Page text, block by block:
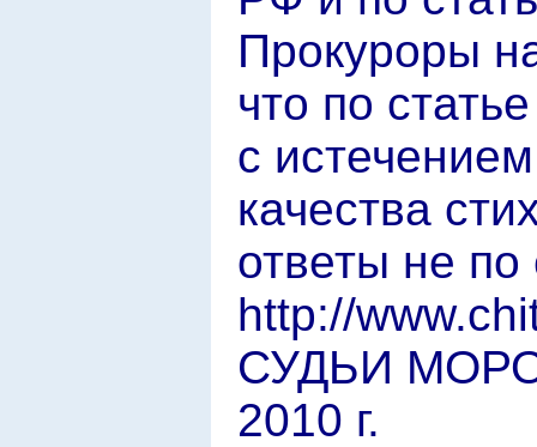
Прокуроры
что по
с
качества
ответы не по
http://
СУДЬИ
2010 г.